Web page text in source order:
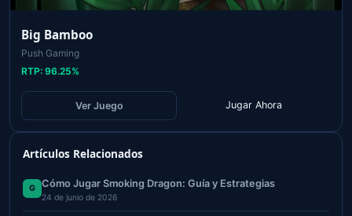
Big Bamboo
Push Gaming
RTP: 96.25%
Ver Juego Jugar Ahora
Artículos Relacionados
G Cómo Jugar Smoking Dragon: Guía y Estrategias
24 de junio de 2026